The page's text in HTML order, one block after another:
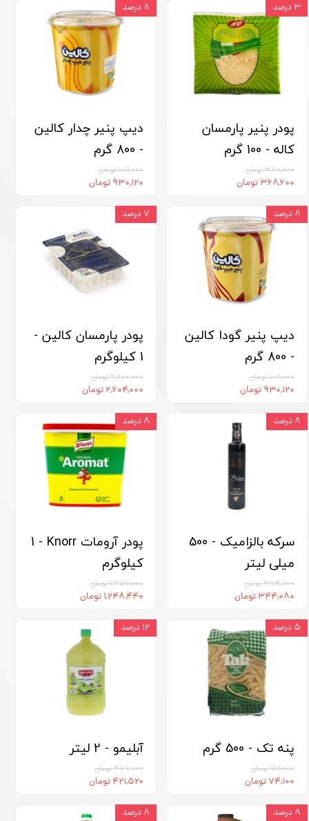
پودر پنیر پارمسان
کاله - 100 گرم
۳۸۰,۰۰۰ تومان
۳۶۸,۶۰۰ تومان
۳ درصد
دیپ پنیر چدار کالین
- 800 گرم
۱,۰۱۱,۰۰۰ تومان
۹۳۰,۱۲۰ تومان
۸ درصد
دیپ پنیر گودا کالین
- 800 گرم
۱,۰۱۱,۰۰۰ تومان
۹۳۰,۱۲۰ تومان
۸ درصد
پودر پارمسان کالین -
1 کیلوگرم
۲,۸۰۰,۰۰۰ تومان
۲,۶۰۴,۰۰۰ تومان
۷ درصد
سرکه بالزامیک - 500
میلی لیتر
۳۷۴,۰۰۰ تومان
۳۴۴,۰۸۰ تومان
۸ درصد
پودر آرومات Knorr‏ - 1
کیلوگرم
۱,۳۵۷,۰۰۰ تومان
۱,۲۴۸,۴۴۰ تومان
۸ درصد
پنه تک - 500 گرم
۷۸,۰۰۰ تومان
۷۴,۱۰۰ تومان
۵ درصد
آبلیمو - 2 لیتر
۴۷۹,۰۰۰ تومان
۴۲۱,۵۲۰ تومان
۱۲ درصد
۸ درصد ۸ درصد